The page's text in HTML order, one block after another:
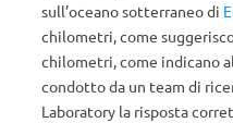
sull’oceano sotterraneo di
chilometri, come
chilometri, come indicano
condotto da un team di
Laboratory la risposta